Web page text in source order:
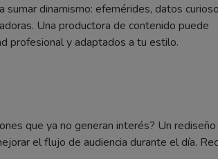
dinamismo: efemérides, datos
Una productora de contenido puede
profesional y adaptados a tu estilo.
que ya no generan interés? Un
el flujo de audiencia durante el día.